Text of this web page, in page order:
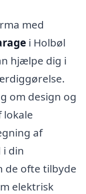
med
i Holbøl
hjælpe dig i
om design og
lokale
af
i din
de ofte tilbyde
elektrisk